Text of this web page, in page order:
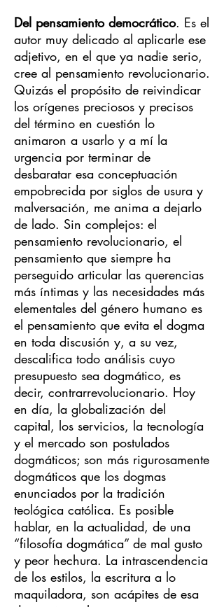
Del pensamiento democrático. Es el
autor muy delicado al aplicarle ese
adjetivo, en el que ya nadie serio,
cree al pensamiento revolucionario.
Quizás el propósito de reivindicar
los orígenes preciosos y precisos
del término en cuestión lo
animaron a usarlo y a mí la
urgencia por terminar de
desbaratar esa conceptuación
empobrecida por siglos de usura y
malversación, me anima a dejarlo
de lado. Sin complejos: el
pensamiento revolucionario, el
pensamiento que siempre ha
perseguido articular las querencias
más íntimas y las necesidades más
elementales del género humano es
el pensamiento que evita el dogma
en toda discusión y, a su vez,
descalifica todo análisis cuyo
presupuesto sea dogmático, es
decir, contrarrevolucionario. Hoy
en día, la globalización del
capital, los servicios, la tecnología
y el mercado son postulados
dogmáticos; son más rigurosamente
dogmáticos que los dogmas
enunciados por la tradición
teológica católica. Es posible
hablar, en la actualidad, de una
“filosofía dogmática” de mal gusto
y peor hechura. La intrascendencia
de los estilos, la escritura a lo
maquiladora, son acápites de esa